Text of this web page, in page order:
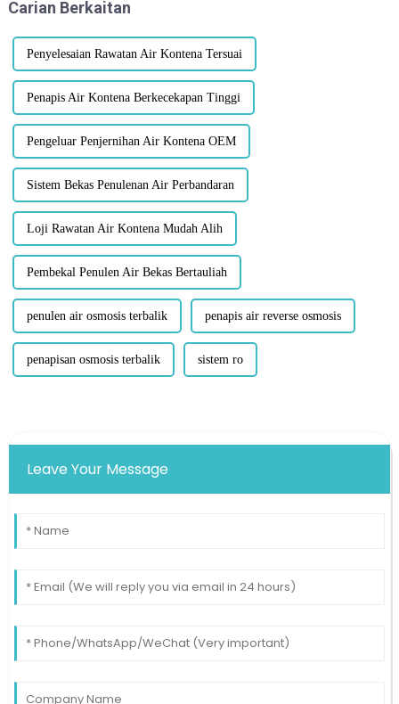
tidak ramai yang tahu bahawa
Carian Berkaitan
Penyelesaian Rawatan Air Kontena Tersuai
Penapis Air Kontena Berkecekapan Tinggi
Pengeluar Penjernihan Air Kontena OEM
Sistem Bekas Penulenan Air Perbandaran
Loji Rawatan Air Kontena Mudah Alih
Pembekal Penulen Air Bekas Bertauliah
penulen air osmosis terbalik penapis air reverse osmosis
penapisan osmosis terbalik sistem ro
Leave Your Message